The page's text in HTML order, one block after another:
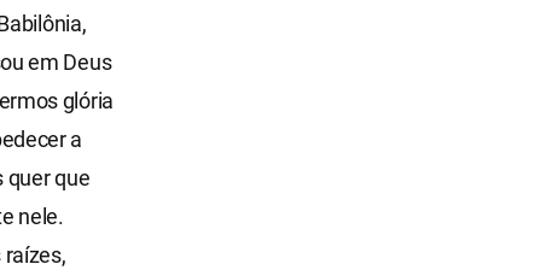
em Deus
glória
a
quer que
nele.